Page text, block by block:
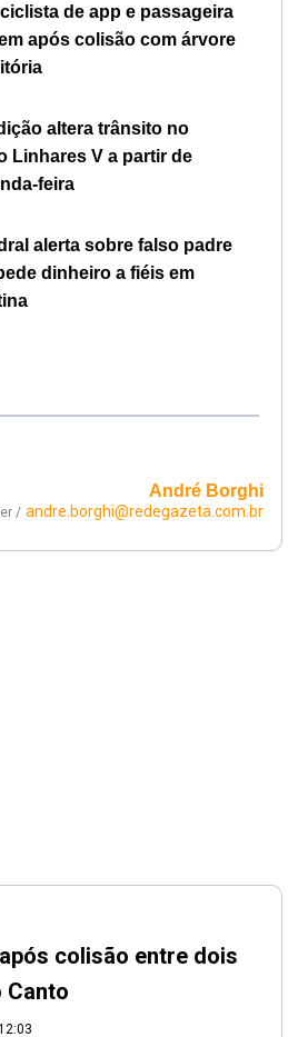
de app e passageira
após colisão com árvore
altera trânsito no
Linhares V a partir de
feira
alerta sobre falso padre
dinheiro a fiéis em
André Borghi
/ andre.borghi@redegazeta.com.br
colisão entre dois
Canto